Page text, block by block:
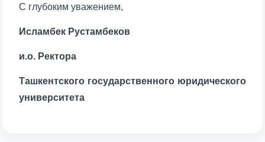
С глубоким уважением,
Исламбек Рустамбеков
и.о. Ректора
Ташкентского государственного юридического
университета